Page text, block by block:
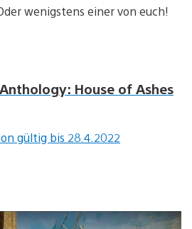
wenigstens einer von euch!
House of Ashes
gültig bis 28.4.2022